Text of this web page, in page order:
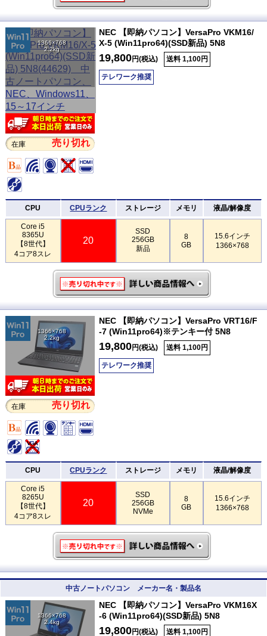
1366×768
2.2kg
在庫 売り切れ
NEC 【即納パソコン】VersaPro VKM16/
X-5 (Win11pro64)(SSD新品) 5N8
19,800円(税込) 送料 1,100円
テレワーク推奨
CPU CPUランク ストレージ メモリ 液晶/解像度
Core i5
8365U
【8世代】
4コア8スレ
20
SSD
256GB
新品
8
GB
15.6インチ
1366×768
1366×768
2.2kg
在庫 売り切れ
NEC 【即納パソコン】VersaPro VRT16/F
-7 (Win11pro64)※テンキー付 5N8
19,800円(税込) 送料 1,100円
テレワーク推奨
CPU CPUランク ストレージ メモリ 液晶/解像度
Core i5
8265U
【8世代】
4コア8スレ
20
SSD
256GB
NVMe
8
GB
15.6インチ
1366×768
中古ノートパソコン メーカー名・製品名
1366×768
2.4kg
NEC 【即納パソコン】VersaPro VKM16X
-6 (Win11pro64)(SSD新品) 5N8
19,800円(税込) 送料 1,100円